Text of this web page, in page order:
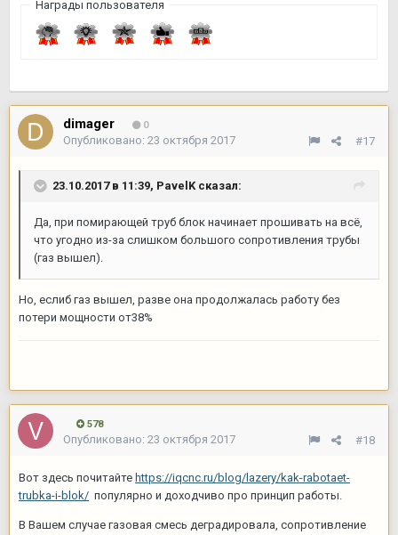
Награды пользователя
dimager 0
#17
Опубликовано: 23 октября 2017
23.10.2017 в 11:39, PavelKсказал:
Да, при помирающей труб блок начинает прошивать на всё,
что угодно из-за слишком большого сопротивления трубы
(газ вышел).
Но, еслиб газ вышел, разве она продолжалась работу без
потери мощности от38%
578
#18
Опубликовано: 23 октября 2017
Вот здесь почитайте https://iqcnc.ru/blog/lazery/kak-rabotaet-
trubka-i-blok/ популярно и доходчиво про принцип работы.
В Вашем случае газовая смесь деградировала, сопротивление